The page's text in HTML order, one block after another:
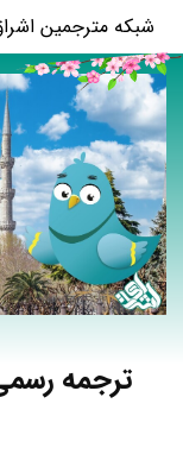
شبکه مترجمین
ترجمه